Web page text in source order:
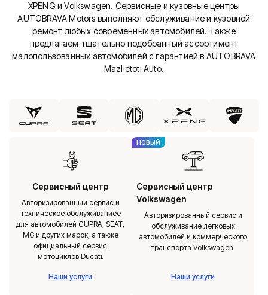
XPENG и Volkswagen. Сервисные и кузовные центры
AUTOBRAVA Motors выполняют обслуживание и кузовной
ремонт любых современных автомобилей. Также
предлагаем тщательно подобранный ассортимент
малопользованных автомобилей с гарантией в AUTOBRAVA
Mazlietoti Auto.
Сервисный центр
Авторизированный сервис и
техническое обслуживаниее
для автомобилей CUPRA, SEAT,
MG и других марок, а также
официальный сервис
мотоциклов Ducati.
Наши услуги
НОВЫЙ
Сервисный центр
Volkswagen
Авторизированный сервис и
обслуживание легковых
автомобилей и коммерческого
транспорта Volkswagen.
Наши услуги